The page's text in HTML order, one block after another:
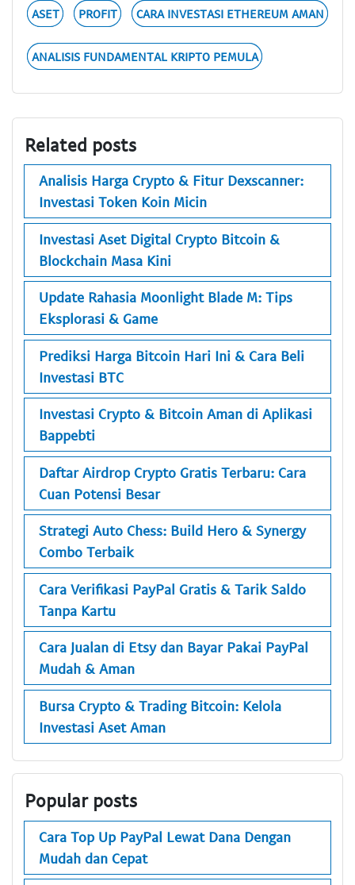
ASET PROFIT CARA INVESTASI ETHEREUM AMAN
ANALISIS FUNDAMENTAL KRIPTO PEMULA
Related posts
Analisis Harga Crypto & Fitur Dexscanner:
Investasi Token Koin Micin
Investasi Aset Digital Crypto Bitcoin &
Blockchain Masa Kini
Update Rahasia Moonlight Blade M: Tips
Eksplorasi & Game
Prediksi Harga Bitcoin Hari Ini & Cara Beli
Investasi BTC
Investasi Crypto & Bitcoin Aman di Aplikasi
Bappebti
Daftar Airdrop Crypto Gratis Terbaru: Cara
Cuan Potensi Besar
Strategi Auto Chess: Build Hero & Synergy
Combo Terbaik
Cara Verifikasi PayPal Gratis & Tarik Saldo
Tanpa Kartu
Cara Jualan di Etsy dan Bayar Pakai PayPal
Mudah & Aman
Bursa Crypto & Trading Bitcoin: Kelola
Investasi Aset Aman
Popular posts
Cara Top Up PayPal Lewat Dana Dengan
Mudah dan Cepat